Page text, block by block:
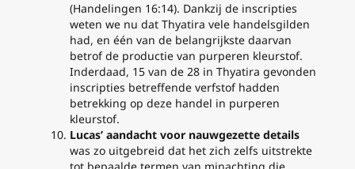
(Handelingen 16:14). Dankzij de inscripties
weten we nu dat Thyatira vele handelsgilden
had, en één van de belangrijkste daarvan
betrof de productie van purperen kleurstof.
Inderdaad, 15 van de 28 in Thyatira gevonden
inscripties betreffende verfstof hadden
betrekking op deze handel in purperen
kleurstof.
Lucas’ aandacht voor nauwgezette details
was zo uitgebreid dat het zich zelfs uitstrekte